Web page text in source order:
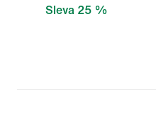
Sleva 25 %